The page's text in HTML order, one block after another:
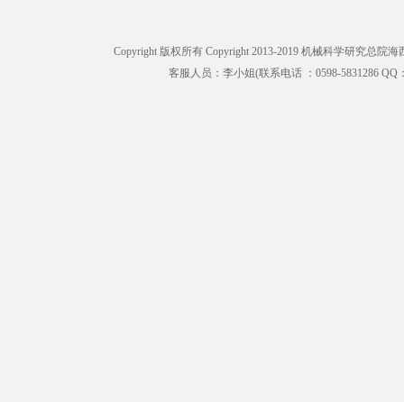
Copyright 版权所有 Copyright 2013-2019 机械科学研究总院
客服人员：李小姐(联系电话 ：0598-5831286 QQ